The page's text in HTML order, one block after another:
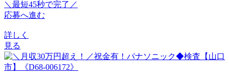
＼最短45秒で完了／
応募へ進む
詳しく
見る